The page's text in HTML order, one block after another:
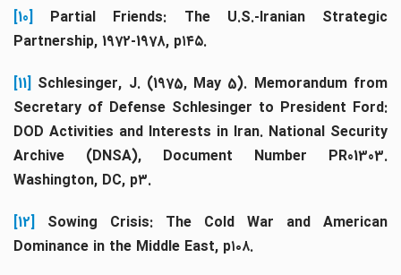
[10]
Partial Friends: The U.S.-Iranian Strategic
Partnership, 1972-1978, p۱۴۵.
[11] Schlesinger, J. (1975, May 5). Memorandum from
Secretary of Defense Schlesinger to President Ford:
DOD Activities and Interests in Iran. National Security
Archive (DNSA), Document Number PR01303.
Washington, DC, p۳.
[12]
Sowing Crisis: The Cold War and American
Dominance in the Middle East, p۱۰۸.